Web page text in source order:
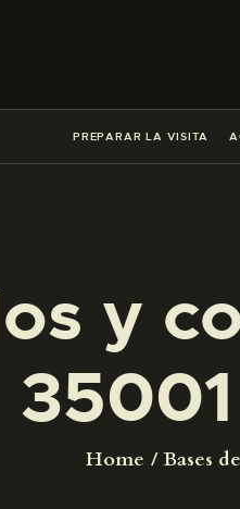
PREPARAR LA VISITA
y
Home Bases
█